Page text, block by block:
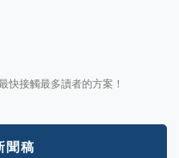
快接觸最多讀者的方案！
聞稿